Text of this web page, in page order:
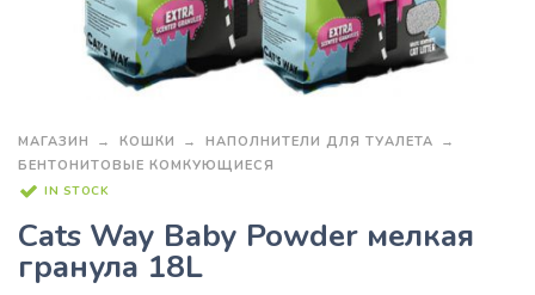
МАГАЗИН КОШКИ
НАПОЛНИТЕЛИ ДЛЯ ТУАЛЕТА
БЕНТОНИТОВЫЕ КОМКУЮЩИЕСЯ
IN STOCK
Cats Way Baby Powder мелкая
гранула 18L